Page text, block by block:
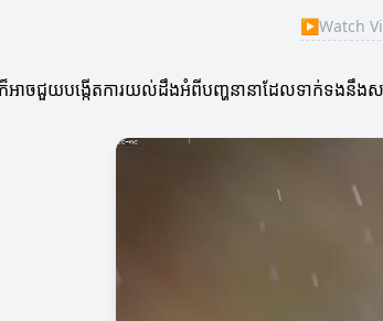
▶Watch
អាចជួយបង្កើតការយល់ដឹងអំពីបញ្ហនានាដែលទាក់ទងនឹងស